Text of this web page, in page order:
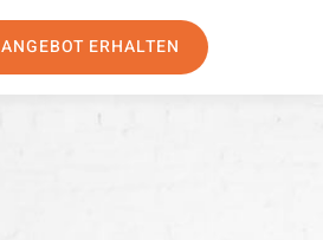
ANGEBOT ERHALTEN